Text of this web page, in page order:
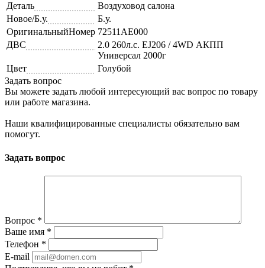
Деталь
Воздуховод салона
Новое/Б.у.
Б.у.
ОригинальныйНомер 72511AE000
ДВС
2.0 260л.с. EJ206 / 4WD АКПП
Универсал 2000г
Цвет
Голубой
Задать вопрос
Вы можете задать любой интересующий вас вопрос по товару
или работе магазина.
Наши квалифицированные специалисты обязательно вам
помогут.
Задать вопрос
Вопрос *
Ваше имя *
Телефон *
E-mail